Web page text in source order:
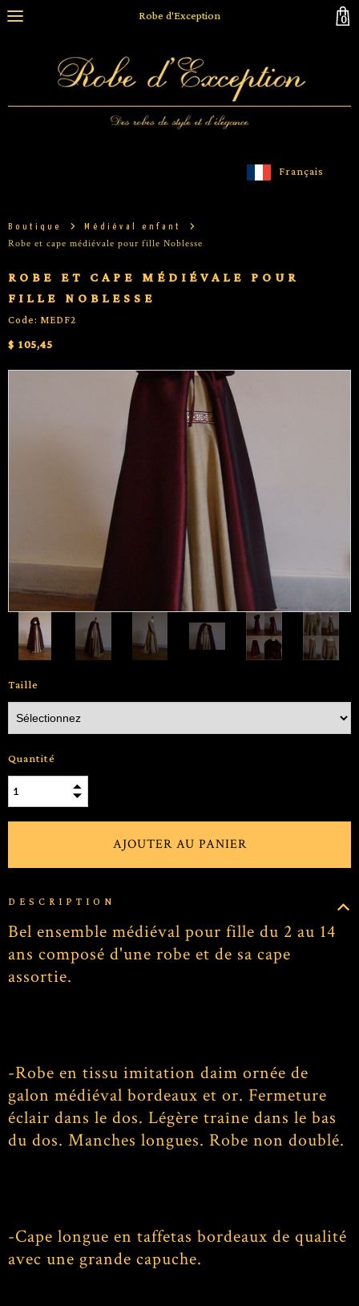
Robe d'Exception
Français
Boutique Médiéval enfant
Robe et cape médiévale pour fille Noblesse
ROBE ET CAPE MÉDIÉVALE POUR
FILLE NOBLESSE
Code: MEDF2
$ 105,45
Taille
Quantité
DESCRIPTION
Bel ensemble médiéval pour fille du 2 au 14
ans composé d'une robe et de sa cape
assortie.
-Robe en tissu imitation daim ornée de
galon médiéval bordeaux et or. Fermeture
éclair dans le dos. Légère traîne dans le bas
du dos. Manches longues. Robe non doublé.
-Cape longue en taffetas bordeaux de qualité
avec une grande capuche.
0